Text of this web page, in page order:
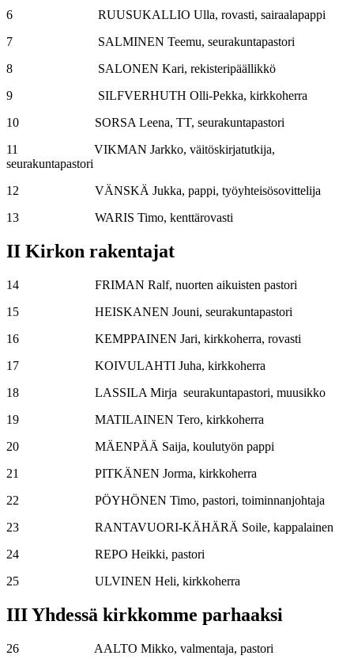
6 RUUSUKALLIO Ulla, rovasti, sairaalapappi
7 SALMINEN Teemu, seurakuntapastori
8 SALONEN Kari, rekisteripäällikkö
9 SILFVERHUTH Olli-Pekka, kirkkoherra
10 SORSA Leena, TT, seurakuntapastori
11 VIKMAN Jarkko, väitöskirjatutkija,
seurakuntapastori
12 VÄNSKÄ Jukka, pappi, työyhteisösovittelija
13 WARIS Timo, kenttärovasti
II Kirkon rakentajat
14 FRIMAN Ralf, nuorten aikuisten pastori
15 HEISKANEN Jouni, seurakuntapastori
16 KEMPPAINEN Jari, kirkkoherra, rovasti
17 KOIVULAHTI Juha, kirkkoherra
18 LASSILA Mirja seurakuntapastori, muusikko
19 MATILAINEN Tero, kirkkoherra
20 MÄENPÄÄ Saija, koulutyön pappi
21 PITKÄNEN Jorma, kirkkoherra
22 PÖYHÖNEN Timo, pastori, toiminnanjohtaja
23 RANTAVUORI-KÄHÄRÄ Soile, kappalainen
24 REPO Heikki, pastori
25 ULVINEN Heli, kirkkoherra
III Yhdessä kirkkomme parhaaksi
26 AALTO Mikko, valmentaja, pastori